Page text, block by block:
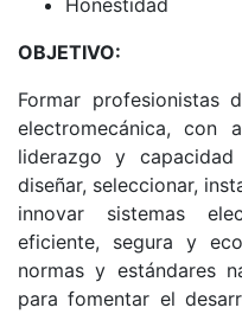
Honestidad
OBJETIVO:
Formar profesionistas
electromecánica, con
liderazgo y capacidad
diseñar, seleccionar,
innovar sistemas
eficiente, segura y
normas y estándares
para fomentar el